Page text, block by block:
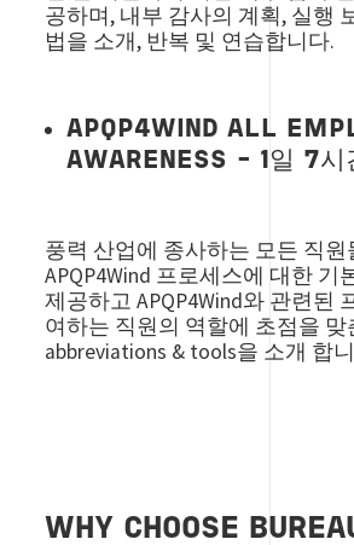
공하며, 내부 감사의 계획, 실행
법을 소개, 반복 및 연습합니다.
APQP4WIND ALL
AWARENESS - 1일 7시
풍력 산업에 종사하는 모든 직원
APQP4Wind 프로세스에 대한 기
제공하고 APQP4Wind와 관련된
여하는 직원의 역할에 초점을 맞
abbreviations & tools을 소개 합
WHY CHOOSE